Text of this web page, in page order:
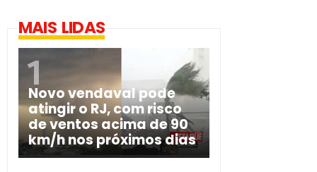
MAIS LIDAS
Novo vendaval pode
atingir o RJ, com risco
de ventos acima de 90
km/h nos próximos dias